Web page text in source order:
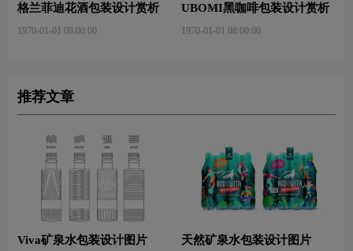
格兰菲迪花酒包装设计赏析
1970-01-01 08:00:00
UBOMI黑咖啡包装设计赏析
1970-01-01 08:00:00
推荐文章
Viva矿泉水包装设计图片 天然矿泉水包装设计图片